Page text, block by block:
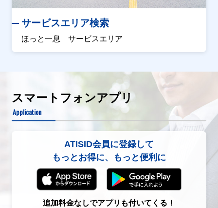
サービスエリア検索
ほっと一息 サービスエリア
スマートフォンアプリ
Application
ATISID会員に登録して
もっとお得に、もっと便利に
追加料金なしでアプリも付いてくる！